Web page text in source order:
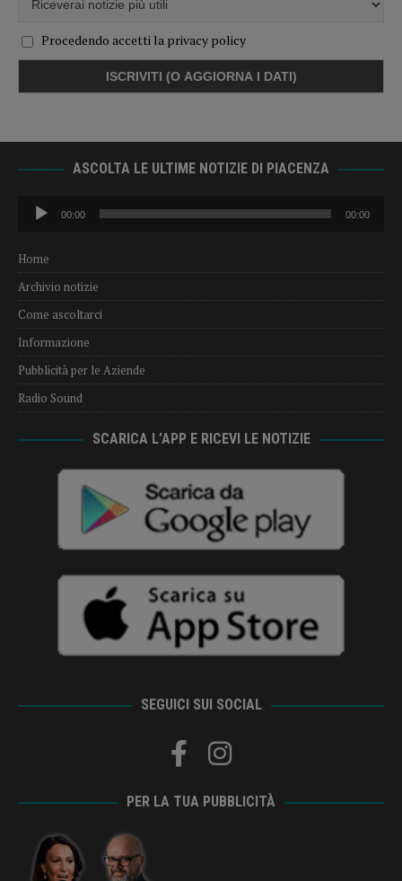
Procedendo accetti la privacy policy
ASCOLTA LE ULTIME NOTIZIE DI PIACENZA
Audio
Player
00:00 00:00
Home
Archivio notizie
Come ascoltarci
Informazione
Pubblicità per le Aziende
Radio Sound
SCARICA L’APP E RICEVI LE NOTIZIE
SEGUICI SUI SOCIAL
PER LA TUA PUBBLICITÀ